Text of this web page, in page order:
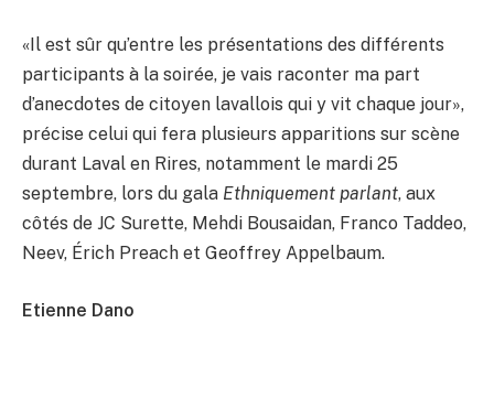
«Il est sûr qu’entre les présentations des différents
participants à la soirée, je vais raconter ma part
d’anecdotes de citoyen lavallois qui y vit chaque jour»,
précise celui qui fera plusieurs apparitions sur scène
durant Laval en Rires, notamment le mardi 25
septembre, lors du gala Ethniquement parlant, aux
côtés de JC Surette, Mehdi Bousaidan, Franco Taddeo,
Neev, Érich Preach et Geoffrey Appelbaum.
Etienne Dano